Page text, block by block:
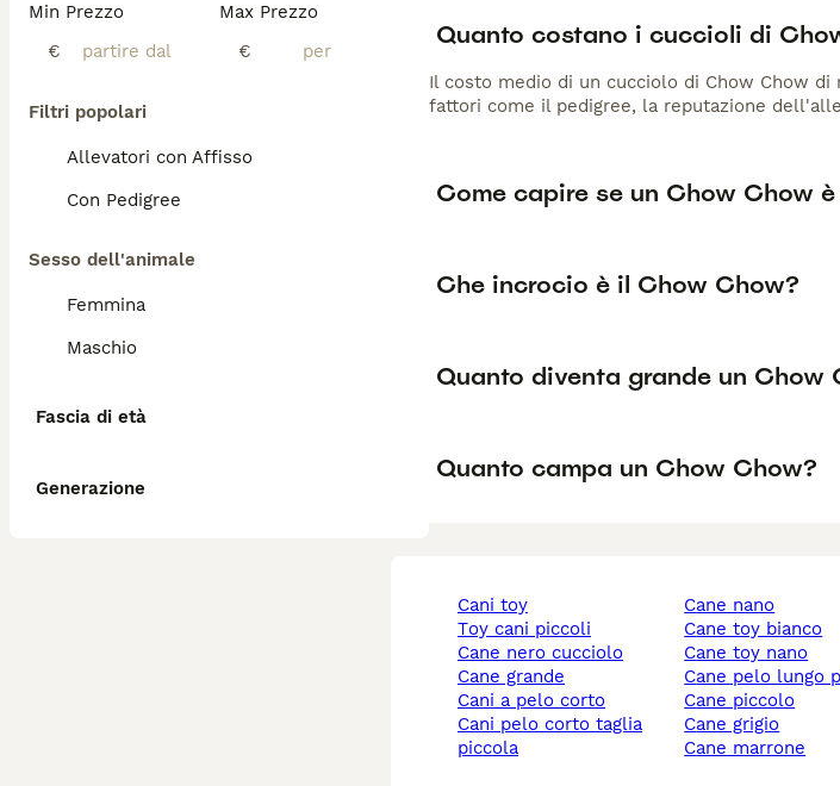
Min Prezzo
€
Max Prezzo
€
Filtri popolari
Allevatori con Affisso
Con Pedigree
Sesso dell'animale
Femmina
Maschio
Fascia di età
Generazione
Quanto costano i cuccioli di
Il costo medio di un cucciolo di Chow Chow
fattori come il pedigree, la reputazione
Come capire se un Chow Chow
Che incrocio è il Chow Chow?
Quanto diventa grande un Chow
Quanto campa un Chow Chow?
cani toy
toy cani piccoli
cane nero cucciolo
cane grande
cani a pelo corto
cani pelo corto taglia
piccola
cane nano
cane toy bianco
cane toy nano
cane pelo lungo
cane piccolo
cane grigio
cane marrone